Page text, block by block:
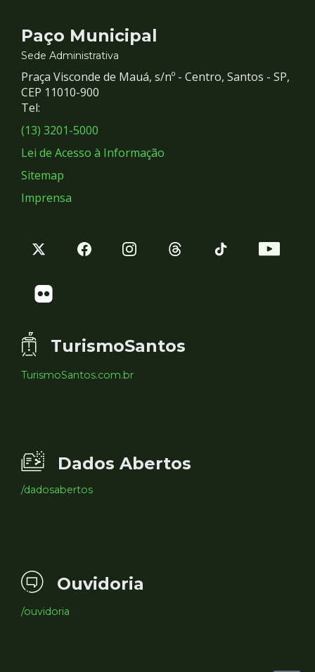
Contato
e
Redes
Sociais
Paço Municipal
Sede Administrativa
Praça Visconde de Mauá, s/nº - Centro, Santos - SP,
CEP 11010-900
Tel:
(13) 3201-5000
Lei de Acesso à Informação
Sitemap
Imprensa
TurismoSantos
TurismoSantos.com.br
Dados Abertos
/dadosabertos
Ouvidoria
/ouvidoria